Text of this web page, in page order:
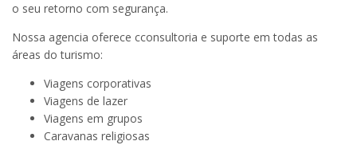
o seu retorno com segurança.
Nossa agencia oferece cconsultoria e suporte em todas as
áreas do turismo:
Viagens corporativas
Viagens de lazer
Viagens em grupos
Caravanas religiosas